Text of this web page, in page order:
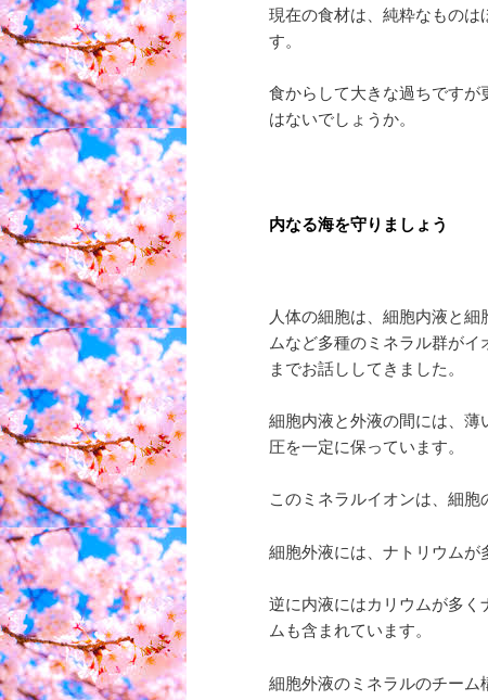
現在の食材は、純粋なもの
す。
食からして大きな過ちです
はないでしょうか。
内なる海を守りましょう
人体の細胞は、細胞内液と
ムなど多種のミネラル群が
までお話ししてきました。
細胞内液と外液の間には、
圧を一定に保っています。
このミネラルイオンは、細胞
細胞外液には、ナトリウムが
逆に内液にはカリウムが多
ムも含まれています。
細胞外液のミネラルのチーム